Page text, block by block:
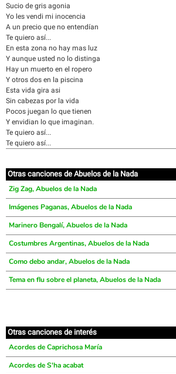
Sucio de gris agonia
Yo les vendi mi inocencia
A un precio que no entendían
Te quiero así...
En esta zona no hay mas luz
Y aunque usted no lo distinga
Hay un muerto en el ropero
Y otros dos en la piscina
Esta vida gira asi
Sin cabezas por la vida
Pocos juegan lo que tienen
Y envidian lo que imaginan.
Te quiero así...
Te quiero así...
Otras canciones de Abuelos de la Nada
Zig Zag, Abuelos de la Nada
Imágenes Paganas, Abuelos de la Nada
Marinero Bengalí, Abuelos de la Nada
Costumbres Argentinas, Abuelos de la Nada
Como debo andar, Abuelos de la Nada
Tema en flu sobre el planeta, Abuelos de la Nada
Otras canciones de interés
Acordes de Caprichosa María
Acordes de S'ha acabat